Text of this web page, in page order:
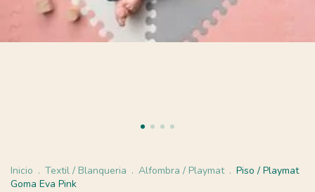
Inicio . Textil / Blanqueria . Alfombra / Playmat . Piso / Playmat
Goma Eva Pink